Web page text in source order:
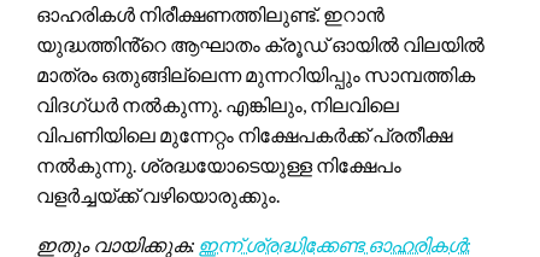
ഓഹരികൾ നിരീക്ഷണത്തിലുണ്ട്. ഇറാൻ
യുദ്ധത്തിൻ്റെ ആഘാതം ക്രൂഡ് ഓയിൽ വിലയിൽ
മാത്രം ഒതുങ്ങില്ലെന്ന മുന്നറിയിപ്പും സാമ്പത്തിക
വിദഗ്ധർ നൽകുന്നു. എങ്കിലും, നിലവിലെ
വിപണിയിലെ മുന്നേറ്റം നിക്ഷേപകർക്ക് പ്രതീക്ഷ
നൽകുന്നു. ശ്രദ്ധയോടെയുള്ള നിക്ഷേപം
വളർച്ചയ്ക്ക് വഴിയൊരുക്കും.
ഇതും വായിക്കുക: ഇന്ന് ശ്രദ്ധിക്കേണ്ട ഓഹരികൾ: